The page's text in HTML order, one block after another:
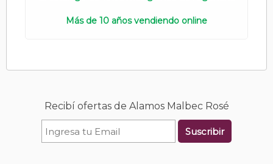
Más de 10 años vendiendo online
Recibí ofertas de Alamos Malbec Rosé
Suscribir